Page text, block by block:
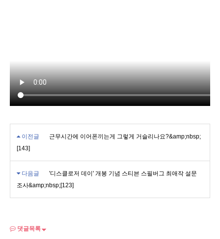
이전글
근무시간에 이어폰끼는게 그렇게 거슬리나요?&amp;nbsp;
[143]
다음글
'디스클로저 데이' 개봉 기념 스티븐 스필버그 최애작 설문
조사&amp;nbsp;[123]
댓글목록